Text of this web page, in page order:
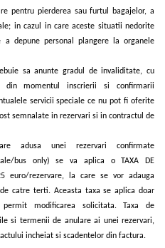
pentru pierderea sau furtul bagajelor, a
in cazul in care aceste situatii nedorite
depune personal plangere la organele
sa anunte gradul de invaliditate, cu
din momentul inscrierii si confirmarii
servicii speciale ce nu pot fi oferite
semnalate in rezervari si in contractul de
adusa unei rezervari confirmate
bus only) se va aplica o TAXA DE
euro/rezervare, la care se vor adauga
catre terti. Aceasta taxa se aplica doar
permit modificarea solicitata. Taxa de
si termenii de anulare ai unei rezervari,
incheiat si scadentelor din factura.